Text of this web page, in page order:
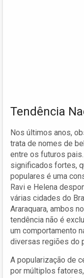
Tendência
Nos últimos anos,
trata de nomes de
entre os futuros
significados fortes,
populares é uma
Ravi e Helena
várias cidades do
Araraquara, ambos
tendência não é
um comportamento
diversas regiões do
A popularização de
por múltiplos